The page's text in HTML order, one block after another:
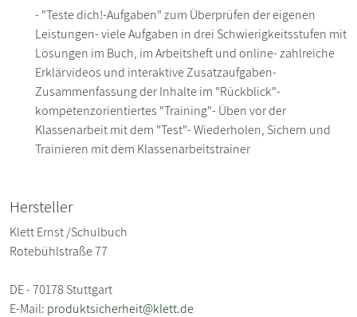
- "Teste dich!-Aufgaben" zum Überprüfen der eigenen
Leistungen- viele Aufgaben in drei Schwierigkeitsstufen mit
Lösungen im Buch, im Arbeitsheft und online- zahlreiche
Erklärvideos und interaktive Zusatzaufgaben-
Zusammenfassung der Inhalte im "Rückblick"-
kompetenzorientiertes "Training"- Üben vor der
Klassenarbeit mit dem "Test"- Wiederholen, Sichern und
Trainieren mit dem Klassenarbeitstrainer
Hersteller
Klett Ernst /Schulbuch
Rotebühlstraße 77
DE - 70178 Stuttgart
E-Mail: produktsicherheit@klett.de